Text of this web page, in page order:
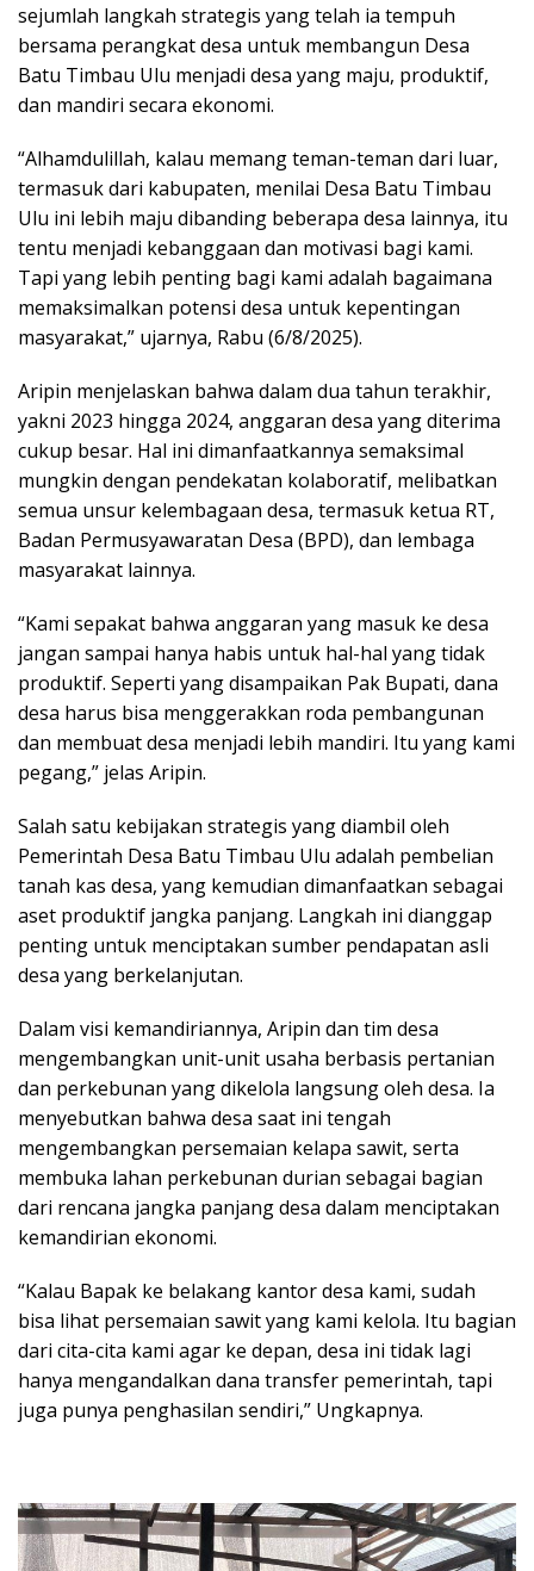
sejumlah langkah strategis yang telah ia tempuh
bersama perangkat desa untuk membangun Desa
Batu Timbau Ulu menjadi desa yang maju, produktif,
dan mandiri secara ekonomi.
“Alhamdulillah, kalau memang teman-teman dari luar,
termasuk dari kabupaten, menilai Desa Batu Timbau
Ulu ini lebih maju dibanding beberapa desa lainnya, itu
tentu menjadi kebanggaan dan motivasi bagi kami.
Tapi yang lebih penting bagi kami adalah bagaimana
memaksimalkan potensi desa untuk kepentingan
masyarakat,” ujarnya, Rabu (6/8/2025).
Aripin menjelaskan bahwa dalam dua tahun terakhir,
yakni 2023 hingga 2024, anggaran desa yang diterima
cukup besar. Hal ini dimanfaatkannya semaksimal
mungkin dengan pendekatan kolaboratif, melibatkan
semua unsur kelembagaan desa, termasuk ketua RT,
Badan Permusyawaratan Desa (BPD), dan lembaga
masyarakat lainnya.
“Kami sepakat bahwa anggaran yang masuk ke desa
jangan sampai hanya habis untuk hal-hal yang tidak
produktif. Seperti yang disampaikan Pak Bupati, dana
desa harus bisa menggerakkan roda pembangunan
dan membuat desa menjadi lebih mandiri. Itu yang kami
pegang,” jelas Aripin.
Salah satu kebijakan strategis yang diambil oleh
Pemerintah Desa Batu Timbau Ulu adalah pembelian
tanah kas desa, yang kemudian dimanfaatkan sebagai
aset produktif jangka panjang. Langkah ini dianggap
penting untuk menciptakan sumber pendapatan asli
desa yang berkelanjutan.
Dalam visi kemandiriannya, Aripin dan tim desa
mengembangkan unit-unit usaha berbasis pertanian
dan perkebunan yang dikelola langsung oleh desa. Ia
menyebutkan bahwa desa saat ini tengah
mengembangkan persemaian kelapa sawit, serta
membuka lahan perkebunan durian sebagai bagian
dari rencana jangka panjang desa dalam menciptakan
kemandirian ekonomi.
“Kalau Bapak ke belakang kantor desa kami, sudah
bisa lihat persemaian sawit yang kami kelola. Itu bagian
dari cita-cita kami agar ke depan, desa ini tidak lagi
hanya mengandalkan dana transfer pemerintah, tapi
juga punya penghasilan sendiri,” Ungkapnya.